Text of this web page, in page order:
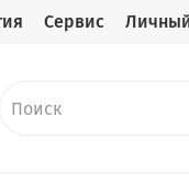
Сервис